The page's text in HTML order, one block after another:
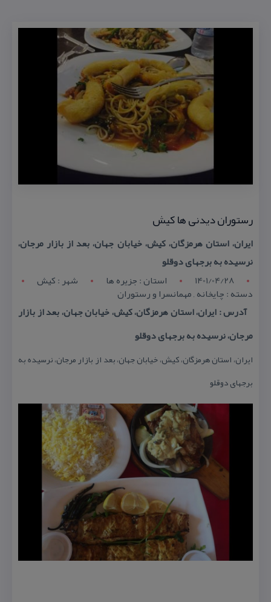
رستوران دیدنی ها كیش
ایران، استان هرمزگان، كیش، خیابان جهان، بعد از بازار مرجان،
نرسیده به برجهای دوقلو
1401/04/28
استان : جزیره ها شهر : كیش
دسته : چایخانه , مهمانسرا و رستوران
آدرس : ایران، استان هرمزگان، كیش، خیابان جهان، بعد از بازار
مرجان، نرسیده به برجهای دوقلو
ایران، استان هرمزگان، كیش، خیابان جهان، بعد از بازار مرجان، نرسیده به
برجهای دوقلو